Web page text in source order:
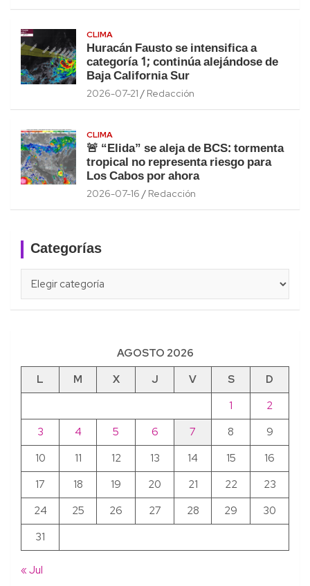
CLIMA
Huracán Fausto se intensifica a
categoría 1; continúa alejándose de
Baja California Sur
2026-07-21 Redacción
CLIMA
🚨 “Elida” se aleja de BCS: tormenta
tropical no representa riesgo para
Los Cabos por ahora
2026-07-16 Redacción
Categorías
AGOSTO 2026
L
M X J V S
D
1
2
3
4 5 6 7 8
9
10
11 12 13 14 15
16
17
18 19 20 21 22
23
24
25 26 27 28 29
30
31
« Jul